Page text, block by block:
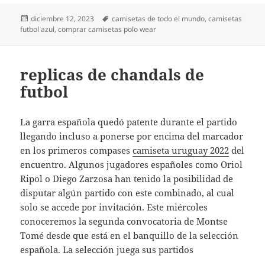
Publicado
el
diciembre 12, 2023 Etiquetas
camisetas de todo el mundo,camisetas
futbol azul,comprar camisetas polo wear
replicas de chandals de
futbol
La garra española quedó patente durante el partido
llegando incluso a ponerse por encima del marcador
en los primeros compasescamiseta uruguay 2022 del
encuentro. Algunos jugadores españoles como Oriol
Ripol o Diego Zarzosa han tenido la posibilidad de
disputar algún partido con este combinado, al cual
solo se accede por invitación. Este miércoles
conoceremos la segunda convocatoria de Montse
Tomé desde que está en el banquillo de la selección
española. La selección juega sus partidos